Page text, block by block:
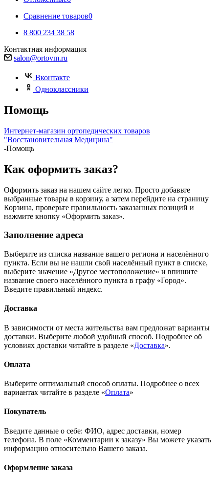
Сравнение товаров0
8 800 234 38 58
Контактная информация
salon@ortovm.ru
Вконтакте
Одноклассники
Помощь
Интернет-магазин ортопедических товаров
"Восстановительная Медицина"
-Помощь
Как оформить заказ?
Оформить заказ на нашем сайте легко. Просто добавьте
выбранные товары в корзину, а затем перейдите на страницу
Корзина, проверьте правильность заказанных позиций и
нажмите кнопку «Оформить заказ».
Заполнение адреса
Выберите из списка название вашего региона и населённого
пункта. Если вы не нашли свой населённый пункт в списке,
выберите значение «Другое местоположение» и впишите
название своего населённого пункта в графу «Город».
Введите правильный индекс.
Доставка
В зависимости от места жительства вам предложат варианты
доставки. Выберите любой удобный способ. Подробнее об
условиях доставки читайте в разделе «Доставка».
Оплата
Выберите оптимальный способ оплаты. Подробнее о всех
вариантах читайте в разделе «Оплата»
Покупатель
Введите данные о себе: ФИО, адрес доставки, номер
телефона. В поле «Комментарии к заказу» Вы можете указать
информацию относительно Вашего заказа.
Оформление заказа